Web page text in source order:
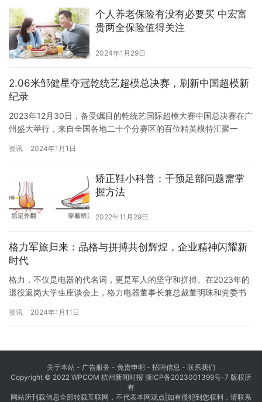
个人养老保险有没有必要买 中宏富
贵两全保险值得关注
2024年1月29日
2.06米邹健星夺冠乾统艺超模总决赛，刷新中国超模新
纪录
2023年12月30日，备受瞩目的乾统艺国际超模大赛中国总决赛在广
州盛大举行，来自全国各地二十个分赛区的百位精英模特汇聚一
尚、艺术与才华于一体的视觉盛宴，不仅展示了我国模特行业的勃
中，各地方赛区冠军逐一揭晓：四川冠军拉王姆、山东冠军吕悦、
北京…
资讯 2024年1月1日
矫正鞋小科普：干预足部问题需掌
握方法
2022年11月29日
格力军旅归来：品格与拼搏共创辉煌，企业精神闪耀新
时代
格力，不仅是电器的代名词，更是军人的坚守和拼搏。在2023年的
退役返岗大学生座谈会上，格力电器董事长兼总裁董明珠和党委书
旅中的心得感受，展现了军人品格和格力精神，为共创新时代的辉
资讯 2024年1月11日
关于本站 - 广告服务 - 免责申明 - 招聘信息 - 联系我们
Copyright © 2022 WPCOM 杭州新闻时报 浙ICP备2023001399号-7 版权所
有
网站所刊载信息全部转载互联网，不代表本网观点|如有侵犯到您权利，请联系